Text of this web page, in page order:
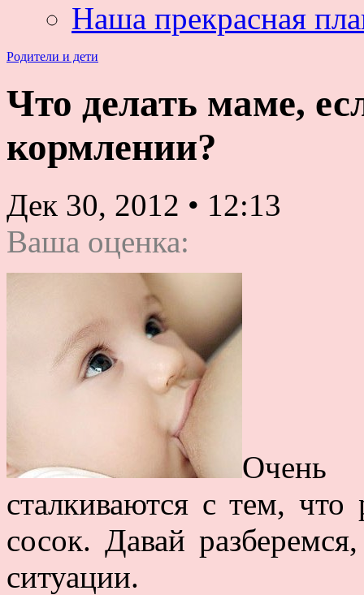
Наша прекрасная
Родители и дети
Что делать маме,
кормлении?
Дек 30, 2012 • 12:13
Ваша оценка:
сталкиваются с тем,
сосок. Давай
ситуации.